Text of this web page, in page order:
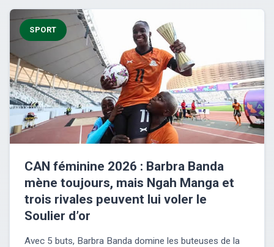
SPORT
CAN féminine 2026 : Barbra Banda
mène toujours, mais Ngah Manga et
trois rivales peuvent lui voler le
Soulier d’or
Avec 5 buts, Barbra Banda domine les buteuses de la